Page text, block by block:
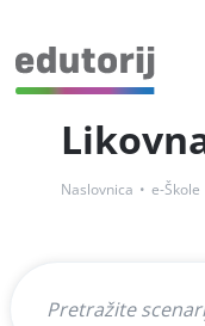
Naslovnica e-Škole